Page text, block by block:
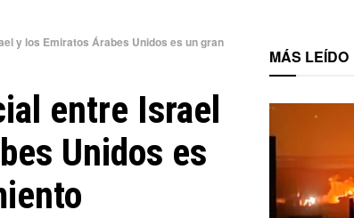
y los Emiratos Árabes Unidos es un gran
entre Israel
Unidos es
MÁS LEÍDO